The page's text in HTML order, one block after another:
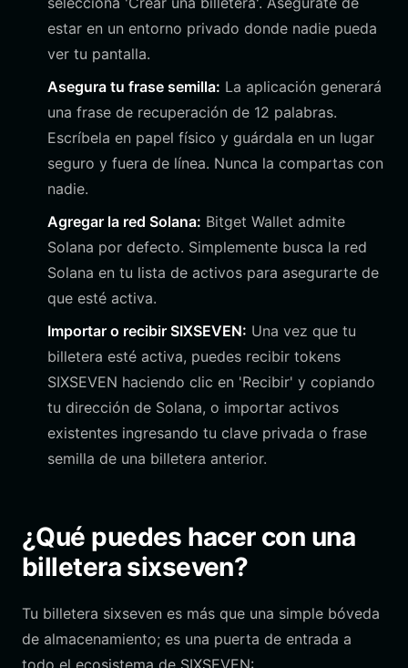
estar en un entorno privado donde nadie pueda
ver tu pantalla.
Asegura tu frase semilla: La aplicación generará
una frase de recuperación de 12 palabras.
Escríbela en papel físico y guárdala en un lugar
seguro y fuera de línea. Nunca la compartas con
nadie.
Agregar la red Solana: Bitget Wallet admite
Solana por defecto. Simplemente busca la red
Solana en tu lista de activos para asegurarte de
que esté activa.
Importar o recibir SIXSEVEN: Una vez que tu
billetera esté activa, puedes recibir tokens
SIXSEVEN haciendo clic en 'Recibir' y copiando
tu dirección de Solana, o importar activos
existentes ingresando tu clave privada o frase
semilla de una billetera anterior.
¿Qué puedes hacer con una
billetera sixseven?
Tu billetera sixseven es más que una simple bóveda
de almacenamiento; es una puerta de entrada a
todo el ecosistema de SIXSEVEN: